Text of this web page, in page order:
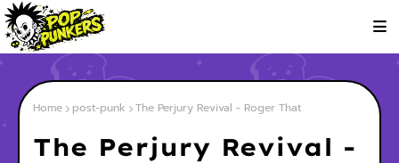
Home post-punk The Perjury Revival - Roger That
The Perjury Revival -